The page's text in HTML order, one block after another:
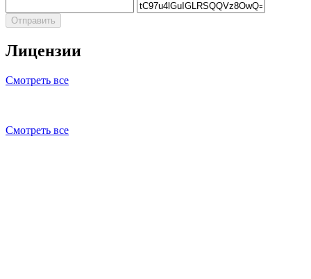
Отправить
Лицензии
Смотреть все
Смотреть все